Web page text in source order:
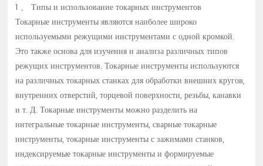
1 、 Типы и использование токарных инструментов
Токарные инструменты являются наиболее широко
используемыми режущими инструментами с одной кромкой.
Это также основа для изучения и анализа различных типов
режущих инструментов. Токарные инструменты используются
на различных токарных станках для обработки внешних кругов,
внутренних отверстий, торцевой поверхности, резьбы, канавки
и т. Д. Токарные инструменты можно разделить на
интегральные токарные инструменты, сварные токарные
инструменты, токарные инструменты с зажимами станков,
индексируемые токарные инструменты и формируемые